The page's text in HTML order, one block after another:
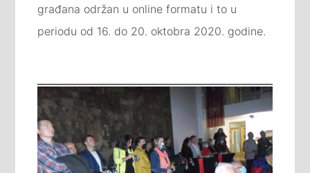
građana održan u online formatu i to u
periodu od 16. do 20. oktobra 2020. godine.